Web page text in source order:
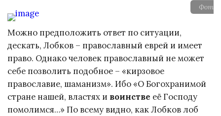
Фото:
Можно предположить ответ по ситуации,
дескать, Лобков – православный еврей и имеет
право. Однако человек православный не может
себе позволить подобное – «кирзовое
православие, шаманизм». Ибо «О Богохранимой
стране нашей, властях и воинстве её Господу
помолимся…» По всему видно, как Лобков лоб